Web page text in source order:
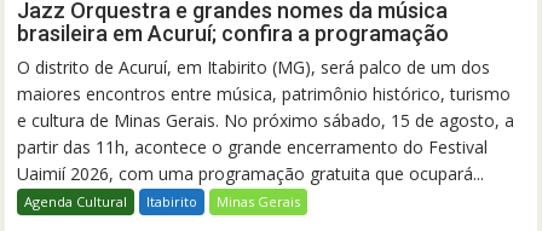
Jazz Orquestra e grandes nomes da música
brasileira em Acuruí; confira a programação
O distrito de Acuruí, em Itabirito (MG), será palco de um dos
maiores encontros entre música, patrimônio histórico, turismo
e cultura de Minas Gerais. No próximo sábado, 15 de agosto, a
partir das 11h, acontece o grande encerramento do Festival
Uaimií 2026, com uma programação gratuita que ocupará...
Agenda Cultural Itabirito Minas Gerais